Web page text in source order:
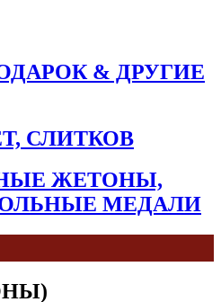
& ДРУГИЕ
СЛИТКОВ
ЖЕТОНЫ,
МЕДАЛИ